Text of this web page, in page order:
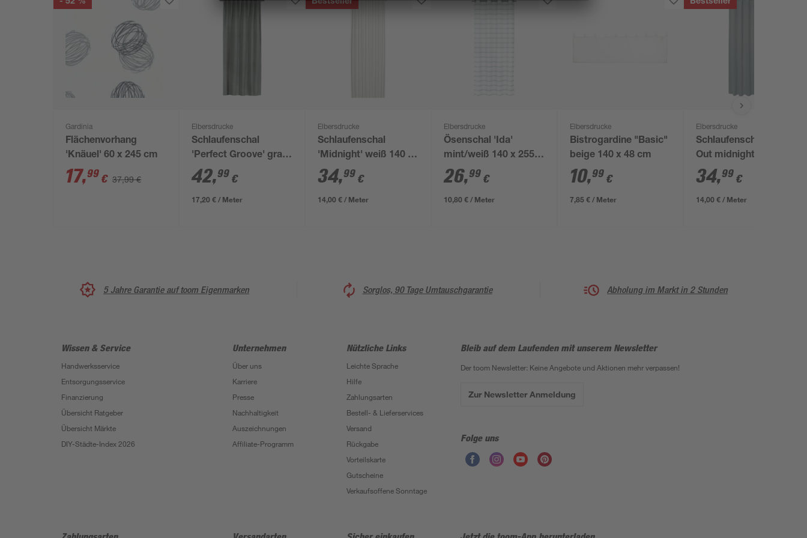
- 52 %
Gardinia
Flächenvorhang
'Knäuel' 60 x 245 cm
17,99 € 37,99 €
Elbersdrucke
Schlaufenschal
'Perfect Groove' grau
135 x 255 cm
42,99 €
17,20 € / Meter
Bestseller
Elbersdrucke
Schlaufenschal
'Midnight' weiß 140 x
255 cm
34,99 €
14,00 € / Meter
Elbersdrucke
Ösenschal 'Ida'
mint/weiß 140 x 255
cm
26,99 €
10,80 € / Meter
Elbersdrucke
Bistrogardine "Basic"
beige 140 x 48 cm
10,99 €
7,85 € / Meter
Bestseller
Elbersdrucke
Schlaufenschal Black-
Out midnight mint 140
x 255 cm
34,99 €
14,00 € / Meter
5 Jahre Garantie auf toom Eigenmarken Sorglos, 90 Tage Umtauschgarantie Abholung im Markt in 2 Stunden
Wissen & Service
Handwerksservice
Entsorgungsservice
Finanzierung
Übersicht Ratgeber
Übersicht Märkte
DIY-Städte-Index 2026
Unternehmen
Über uns
Karriere
Presse
Nachhaltigkeit
Auszeichnungen
Affiliate-Programm
Nützliche Links
Leichte Sprache
Hilfe
Zahlungsarten
Bestell- & Lieferservices
Versand
Rückgabe
Vorteilskarte
Gutscheine
Verkaufsoffene Sonntage
Bleib auf dem Laufenden mit unserem Newsletter
Der toom Newsletter: Keine Angebote und Aktionen mehr verpassen!
Zur Newsletter Anmeldung
Folge uns